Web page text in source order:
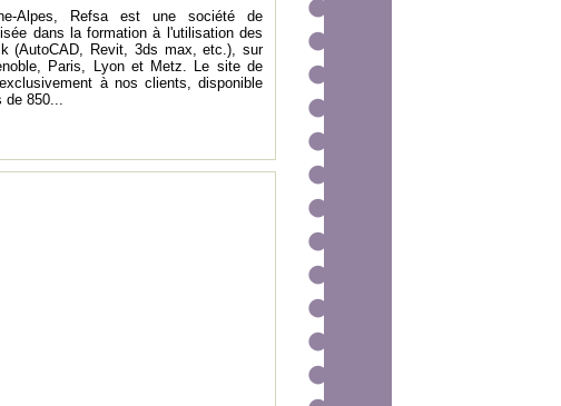
Alpes, Refsa est une société de
dans la formation à l'utilisation des
(AutoCAD, Revit, 3ds max, etc.), sur
Paris, Lyon et Metz. Le site de
à nos clients, disponible
de 850...